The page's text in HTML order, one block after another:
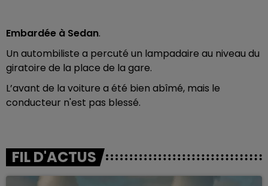
Embardée à Sedan.
Un autombiliste a percuté un lampadaire au niveau du
giratoire de la place de la gare.
L’avant de la voiture a été bien abîmé, mais le
conducteur n'est pas blessé.
FIL D'ACTUS